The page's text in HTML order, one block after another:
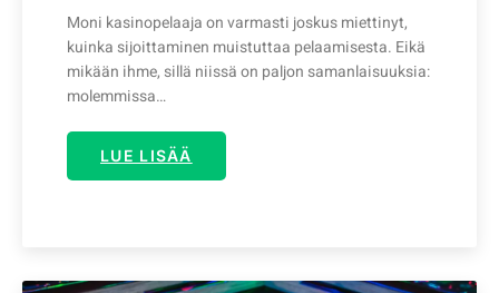
Moni kasinopelaaja on varmasti joskus miettinyt,
kuinka sijoittaminen muistuttaa pelaamisesta. Eikä
mikään ihme, sillä niissä on paljon samanlaisuuksia:
molemmissa…
LUE LISÄÄ